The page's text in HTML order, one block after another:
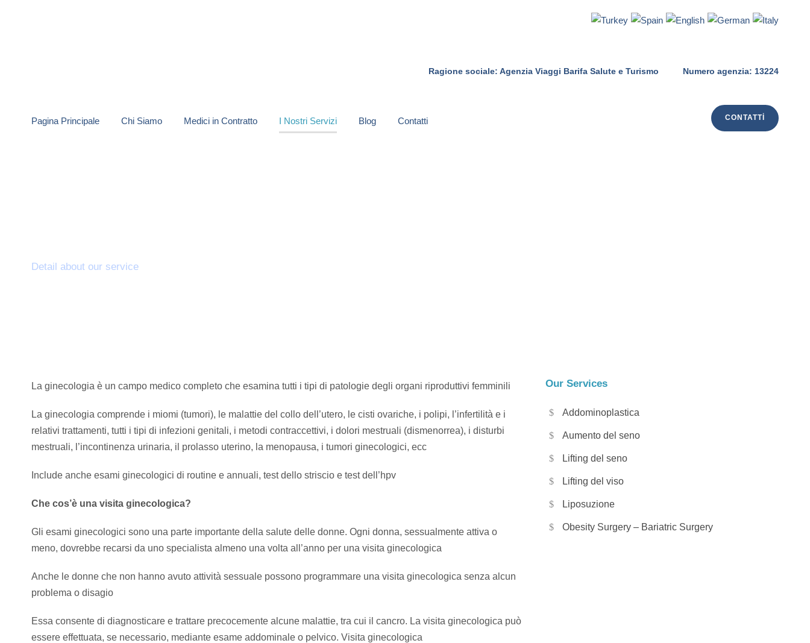
Ragione sociale: Agenzia Viaggi Barifa Salute e Turismo Numero agenzia: 13224
Pagina Principale Chi Siamo Medici in Contratto I Nostri Servizi Blog Contatti CONTATTI
Detail about our service
La ginecologia è un campo medico completo che esamina tutti i tipi di patologie degli organi riproduttivi femminili
La ginecologia comprende i miomi (tumori), le malattie del collo dell’utero, le cisti ovariche, i polipi, l’infertilità e i
relativi trattamenti, tutti i tipi di infezioni genitali, i metodi contraccettivi, i dolori mestruali (dismenorrea), i disturbi
mestruali, l’incontinenza urinaria, il prolasso uterino, la menopausa, i tumori ginecologici, ecc
Include anche esami ginecologici di routine e annuali, test dello striscio e test dell’hpv
Che cos’è una visita ginecologica?
Gli esami ginecologici sono una parte importante della salute delle donne. Ogni donna, sessualmente attiva o
meno, dovrebbe recarsi da uno specialista almeno una volta all’anno per una visita ginecologica
Anche le donne che non hanno avuto attività sessuale possono programmare una visita ginecologica senza alcun
problema o disagio
Essa consente di diagnosticare e trattare precocemente alcune malattie, tra cui il cancro. La visita ginecologica può
essere effettuata, se necessario, mediante esame addominale o pelvico. Visita ginecologica
Our Services
Addominoplastica
Aumento del seno
Lifting del seno
Lifting del viso
Liposuzione
Obesity Surgery – Bariatric Surgery